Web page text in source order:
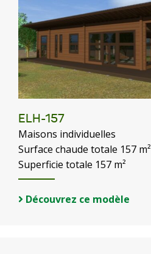
ELH-157
Maisons individuelles
Surface chaude totale 157 m²
Superficie totale 157 m²
Découvrez ce modèle